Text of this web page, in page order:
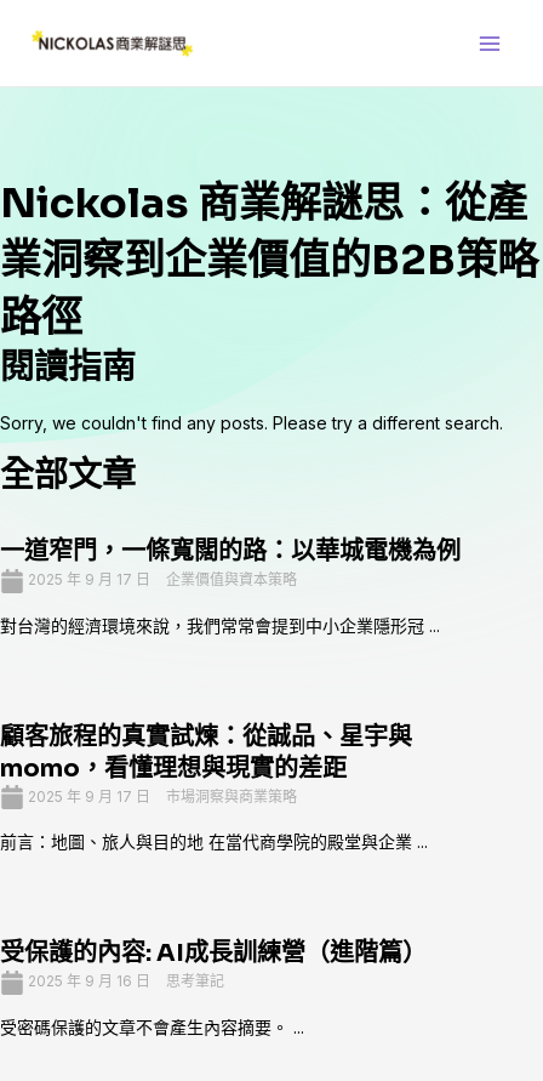
Nickolas 商業解謎思：從產
業洞察到企業價值的B2B策略
路徑
閱讀指南
Sorry, we couldn't find any posts. Please try a different search.
全部文章
一道窄門，一條寬闊的路：以華城電機為例
2025 年 9 月 17 日 企業價值與資本策略
對台灣的經濟環境來說，我們常常會提到中小企業隱形冠 ...
顧客旅程的真實試煉：從誠品、星宇與
momo，看懂理想與現實的差距
2025 年 9 月 17 日 市場洞察與商業策略
前言：地圖、旅人與目的地 在當代商學院的殿堂與企業 ...
受保護的內容: AI成長訓練營（進階篇）
2025 年 9 月 16 日 思考筆記
受密碼保護的文章不會產生內容摘要。 ...